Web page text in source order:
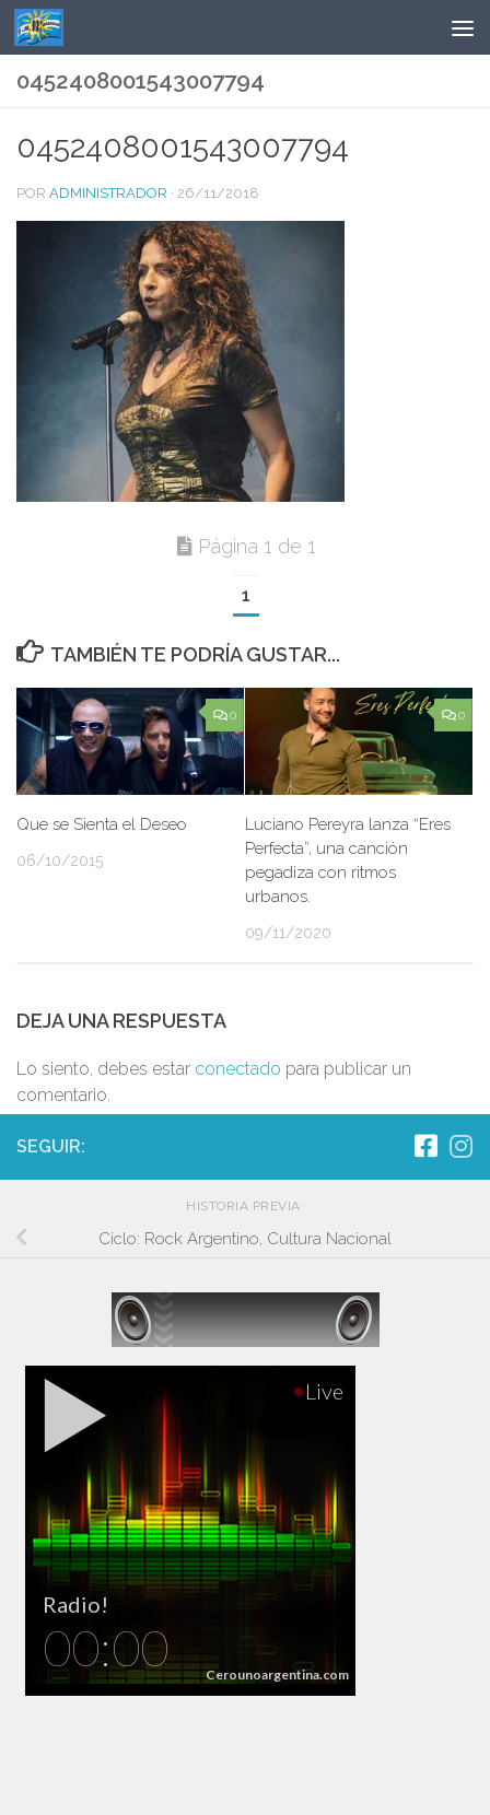
Saltar al contenido
0452408001543007794
0452408001543007794
POR ADMINISTRADOR · 26/11/2018
Página 1 de 1
1
TAMBIÉN TE PODRÍA GUSTAR...
0
Que se Sienta el Deseo
06/10/2015
0
Luciano Pereyra lanza “Eres
Perfecta”, una canción
pegadiza con ritmos
urbanos.
09/11/2020
DEJA UNA RESPUESTA
Lo siento, debes estar conectado para publicar un
comentario.
SEGUIR:
HISTORIA PREVIA
Ciclo: Rock Argentino, Cultura Nacional